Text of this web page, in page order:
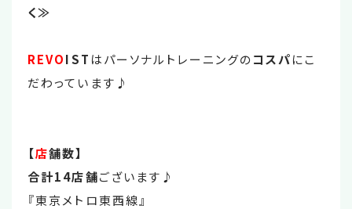
く≫
REVOIST はパーソナルトレーニングのコスパにこ
だわっています♪
【店舗数】
合計14店舗ございます♪
『東京メトロ東西線』